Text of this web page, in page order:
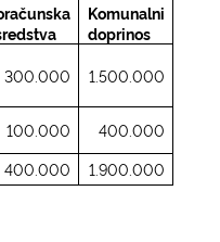
Komunalni
doprinos
300.000 1.500.000
100.000 400.000
400.000 1.900.000